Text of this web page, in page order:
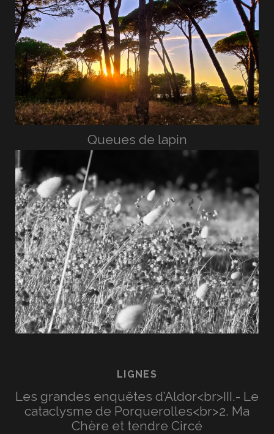
Queues de lapin
LIGNES
Les grandes enquêtes d’Aldor<br>III.- Le
cataclysme de Porquerolles<br>2. Ma
Chère et tendre Circé